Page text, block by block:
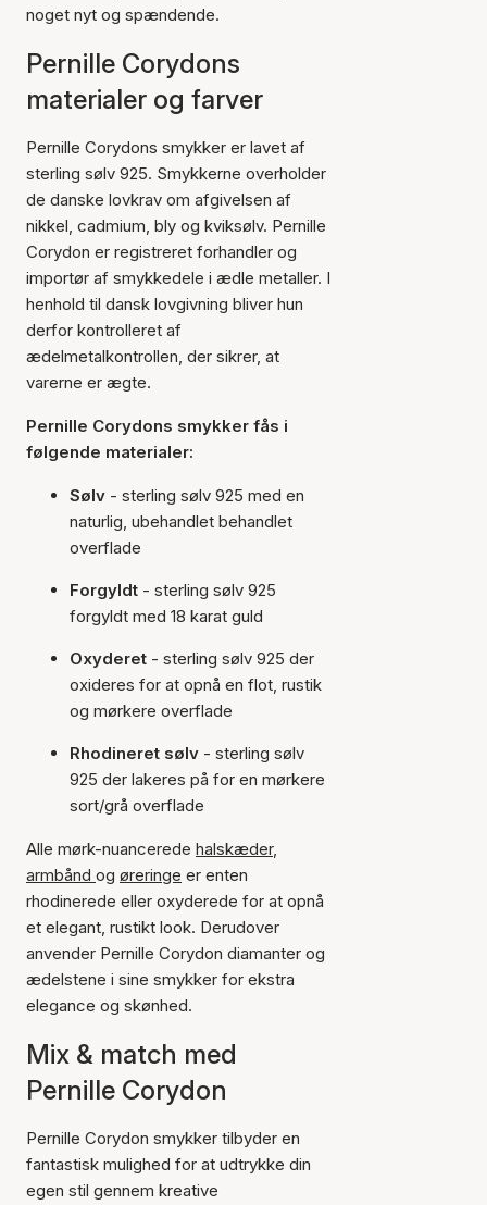
noget nyt og spændende.
Pernille Corydons
materialer og farver
Pernille Corydons smykker er lavet af
sterling sølv 925. Smykkerne overholder
de danske lovkrav om afgivelsen af
nikkel, cadmium, bly og kviksølv. Pernille
Corydon er registreret forhandler og
importør af smykkedele i ædle metaller. I
henhold til dansk lovgivning bliver hun
derfor kontrolleret af
ædelmetalkontrollen, der sikrer, at
varerne er ægte.
Pernille Corydons smykker fås i
følgende materialer:
Sølv - sterling sølv 925 med en
naturlig, ubehandlet behandlet
overflade
Forgyldt - sterling sølv 925
forgyldt med 18 karat guld
Oxyderet - sterling sølv 925 der
oxideres for at opnå en flot, rustik
og mørkere overflade
Rhodineret sølv - sterling sølv
925 der lakeres på for en mørkere
sort/grå overflade
Alle mørk-nuancerede halskæder,
armbånd og øreringe er enten
rhodinerede eller oxyderede for at opnå
et elegant, rustikt look. Derudover
anvender Pernille Corydon diamanter og
ædelstene i sine smykker for ekstra
elegance og skønhed.
Mix & match med
Pernille Corydon
Pernille Corydon smykker tilbyder en
fantastisk mulighed for at udtrykke din
egen stil gennem kreative